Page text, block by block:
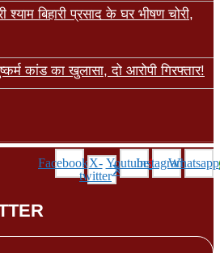
श्याम बिहारी प्रसाद के घर भीषण चोरी,
कांड का खुलासा, दो आरोपी गिरफ्तार!
FacebookX-
twitter
YoutubeInstagramWhatsapp